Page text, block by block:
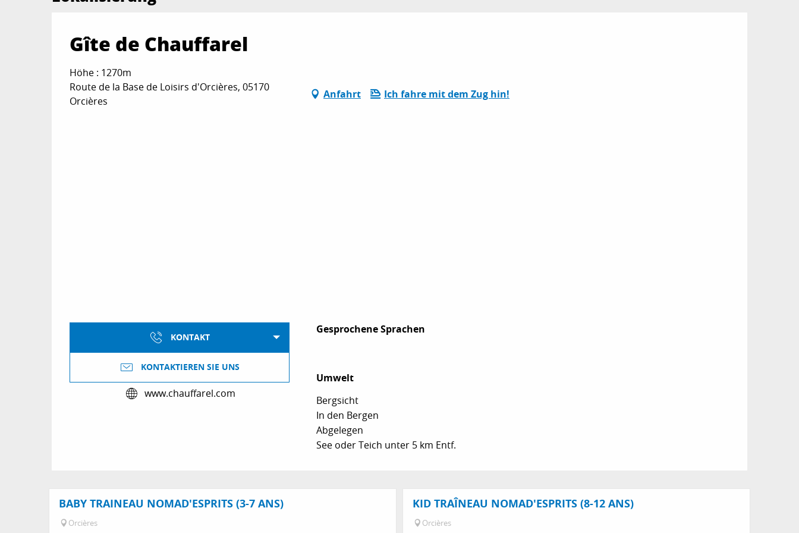
Gîte de Chauffarel
Höhe : 1270m
Route de la Base de Loisirs d'Orcières, 05170
Orcières
Anfahrt Ich fahre mit dem Zug hin!
KONTAKT
KONTAKTIEREN SIE UNS
www.chauffarel.com
Gesprochene Sprachen
Gesprochene Sprachen
Umwelt
Umwelt
Bergsicht
In den Bergen
Abgelegen
See oder Teich unter 5 km Entf.
BABY TRAINEAU NOMAD'ESPRITS (3-7 ANS)
Orcières
KID TRAÎNEAU NOMAD'ESPRITS (8-12 ANS)
Orcières